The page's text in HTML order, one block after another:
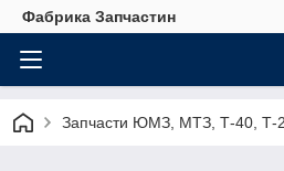
Фабрика Запчастин
Запчасти ЮМЗ, МТЗ, Т-40, Т-